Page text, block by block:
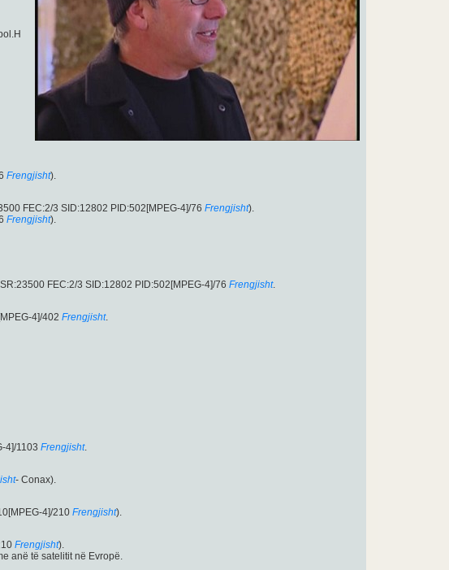
Frengjisht).
FEC:2/3 SID:12802 PID:502[MPEG-4]/76 Frengjisht).
Frengjisht).
FEC:2/3 SID:12802 PID:502[MPEG-4]/76 Frengjisht.
4]/402 Frengjisht.
4]/1103 Frengjisht.
- Conax).
4]/210 Frengjisht).
Frengjisht).
anë të satelitit në Evropë.